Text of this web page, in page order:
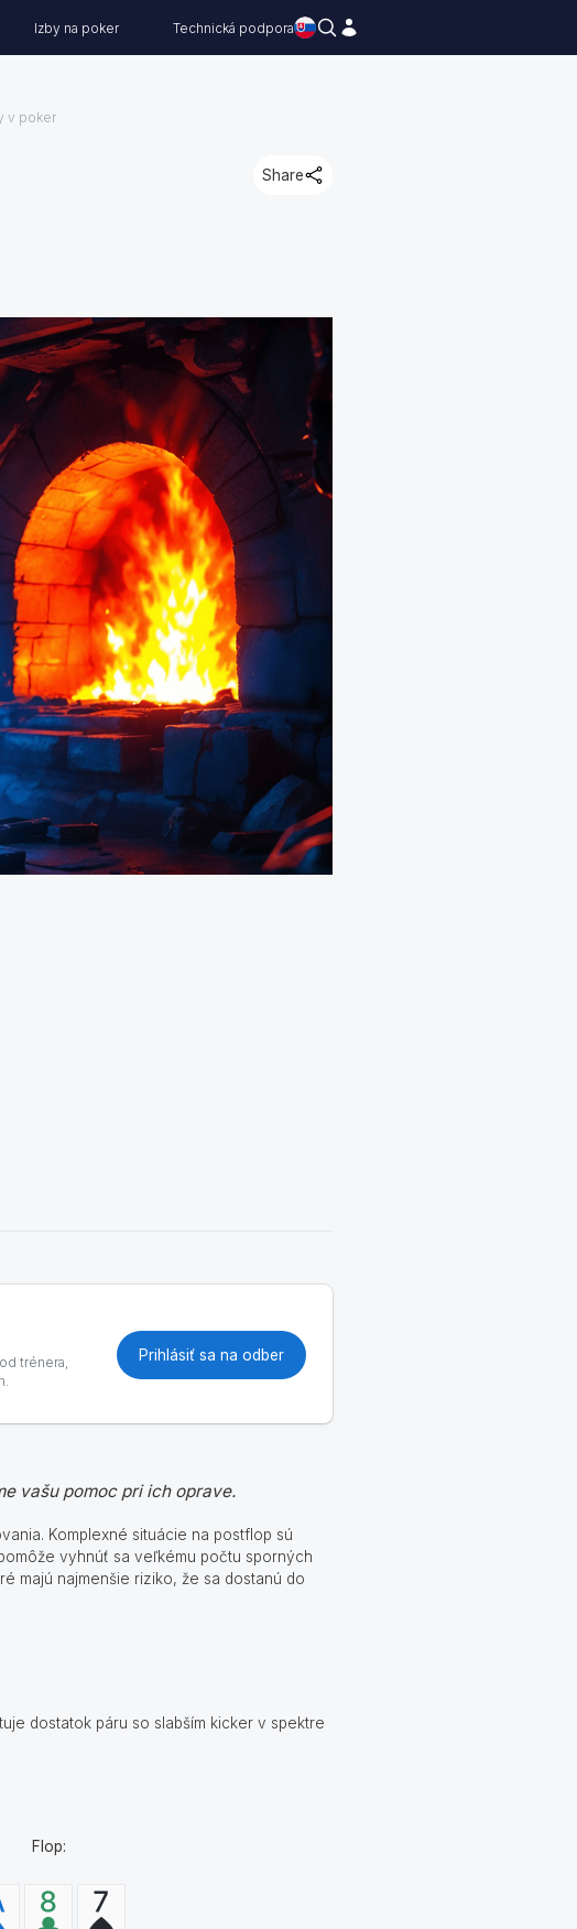
Izby na poker Technická podpora
v poker
Share
trénera,
Prihlásiť sa na odber
vašu pomoc pri ich oprave.
Komplexné situácie na postflop sú
vyhnúť sa veľkému počtu sporných
majú najmenšie riziko, že sa dostanú do
dostatok páru so slabším kicker v spektre
Flop: